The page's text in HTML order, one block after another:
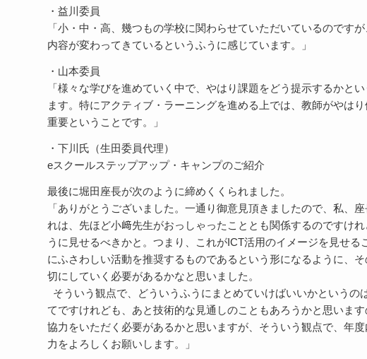
・益川委員
「小・中・高、幾つもの学校に関わらせていただいているのです
内容が変わってきているというふうに感じています。」
・山本委員
「様々な学びを進めていく中で、やはり課題をどう提示するかと
ます。特にアクティブ・ラーニングを進める上では、教師がやは
重要ということです。」
・下川氏（生田委員代理）
eスクールステップアップ・キャンプのご紹介
最後に堀田座長が次のように締めくくられました。
「ありがとうございました。一通り御意見頂きましたので、私、
れは、先ほど小﨑先生がおっしゃったこととも関係するのですけ
うに見せるべきかと。つまり、これがICT活用のイメージを見せ
にふさわしい活動を推奨するものであるという形になるように、
切にしていく必要があるかなと思いました。
そういう観点で、どういうふうにまとめていけばいいかという
てですけれども、あと技術的な見通しのこともあろうかと思いま
協力をいただく必要があるかと思いますが、そういう観点で、年
力をよろしくお願いします。」